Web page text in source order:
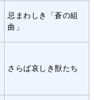
忌まわしき「蒼の組
曲」
さらば哀しき獣たち